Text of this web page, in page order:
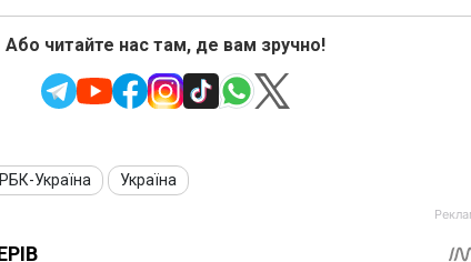
Або читайте нас там, де вам зручно!
РБК-Україна Україна